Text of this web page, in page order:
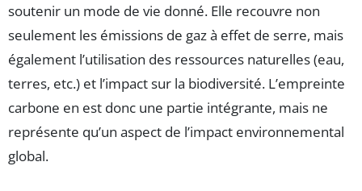
soutenir un mode de vie donné. Elle recouvre non
seulement les émissions de gaz à effet de serre, mais
également l’utilisation des ressources naturelles (eau,
terres, etc.) et l’impact sur la biodiversité. L’empreinte
carbone en est donc une partie intégrante, mais ne
représente qu’un aspect de l’impact environnemental
global.